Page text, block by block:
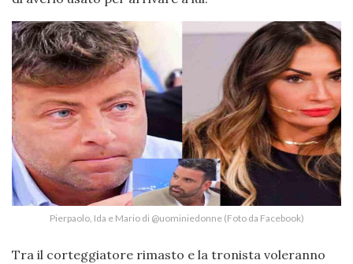
Pierpaolo, Ida e Mario di @uominiedonne (Foto da Facebook)
Tra il corteggiatore rimasto e la tronista voleranno